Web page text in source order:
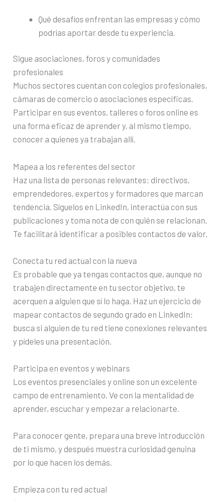
Qué desafíos enfrentan las empresas y cómo
podrías aportar desde tu experiencia.
Sigue asociaciones, foros y comunidades
profesionales
Muchos sectores cuentan con colegios profesionales,
cámaras de comercio o asociaciones específicas.
Participar en sus eventos, talleres o foros online es
una forma eficaz de aprender y, al mismo tiempo,
conocer a quienes ya trabajan allí.
Mapea a los referentes del sector
Haz una lista de personas relevantes: directivos,
emprendedores, expertos y formadores que marcan
tendencia. Síguelos en LinkedIn, interactúa con sus
publicaciones y toma nota de con quién se relacionan.
Te facilitará identificar a posibles contactos de valor.
Conecta tu red actual con la nueva
Es probable que ya tengas contactos que, aunque no
trabajen directamente en tu sector objetivo, te
acerquen a alguien que sí lo haga. Haz un ejercicio de
mapear contactos de segundo grado en LinkedIn:
busca si alguien de tu red tiene conexiones relevantes
y pídeles una presentación.
Participa en eventos y webinars
Los eventos presenciales y online son un excelente
campo de entrenamiento. Ve con la mentalidad de
aprender, escuchar y empezar a relacionarte.
Para conocer gente, prepara una breve introducción
de ti mismo, y después muestra curiosidad genuina
por lo que hacen los demás.
Empieza con tu red actual